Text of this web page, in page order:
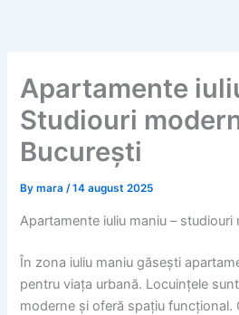
Apartamente
Studiouri
București
Bymara/14 august 2025
Apartamente iuliu maniu – studiouri
În zona iuliu maniu găsești
pentru viața urbană. Locuințele
moderne și oferă spațiu funcțional.